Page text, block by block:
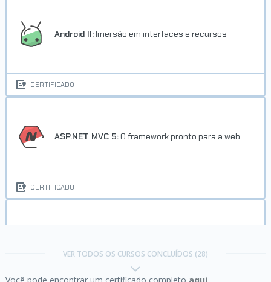
Android II: Imersão em interfaces e recursos
CERTIFICADO
ASP.NET MVC 5: O framework pronto para a web
CERTIFICADO
VER TODOS OS CURSOS CONCLUÍDOS (28)